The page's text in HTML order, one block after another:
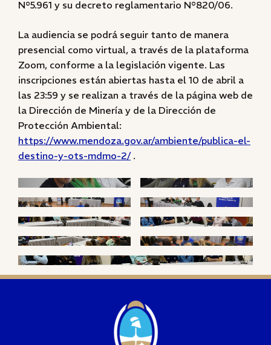
N°5.961 y su decreto reglamentario N°820/06.
La audiencia se podrá seguir tanto de manera
presencial como virtual, a través de la plataforma
Zoom, conforme a la legislación vigente. Las
inscripciones están abiertas hasta el 10 de abril a
las 23:59 y se realizan a través de la página web de
la Dirección de Minería y de la Dirección de
Protección Ambiental:
https://www.mendoza.gov.ar/ambiente/publica-el-
destino-y-ots-mdmo-2/.